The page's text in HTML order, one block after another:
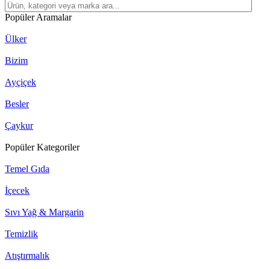
Popüler Aramalar
Ülker
Bizim
Ayçiçek
Besler
Çaykur
Popüler Kategoriler
Temel Gıda
İçecek
Sıvı Yağ & Margarin
Temizlik
Atıştırmalık